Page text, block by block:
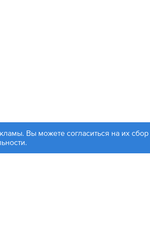
Вы можете согласиться на их сбор
.